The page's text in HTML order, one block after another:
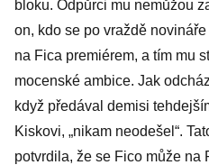
bloku. Odpůrci mu nemůžou
on, kdo se po vraždě
na Fica premiérem, a tím mu
mocenské ambice. Jak
když předával demisi
Kiskovi, „nikam neodešel“.
potvrdila, že se Fico může na